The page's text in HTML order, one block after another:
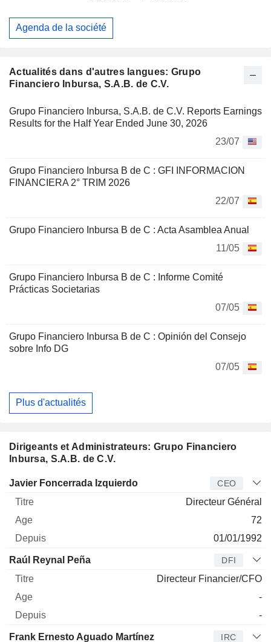
Actualités dans d'autres langues: Grupo
Financiero Inbursa, S.A.B. de C.V.
Grupo Financiero Inbursa, S.A.B. de C.V. Reports Earnings
Results for the Half Year Ended June 30, 2026
23/07
Grupo Financiero Inbursa B de C : GFI INFORMACION
FINANCIERA 2° TRIM 2026
22/07
Grupo Financiero Inbursa B de C : Acta Asamblea Anual
11/05
Grupo Financiero Inbursa B de C : Informe Comité
Prácticas Societarias
07/05
Grupo Financiero Inbursa B de C : Opinión del Consejo
sobre Info DG
07/05
Plus d'actualités
Dirigeants et Administrateurs: Grupo Financiero
Inbursa, S.A.B. de C.V.
Dirigeant Titre Age Depuis
Javier Foncerrada Izquierdo CEO
Directeur Général
72
01/01/1992
Raúl Reynal Peña DFI
Directeur Financier/CFO
-
-
Frank Ernesto Aguado Martínez IRC
Agenda de la société